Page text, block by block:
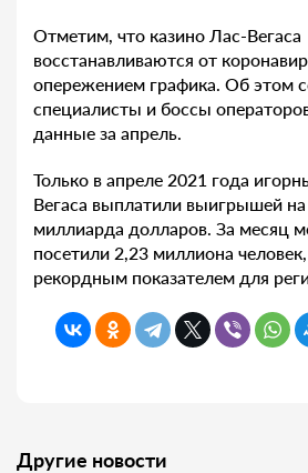
Отметим, что казино Лас-Вегаса
восстанавливаются от
опережением графика. Об этом
специалисты и боссы
данные за апрель.
Только в апреле 2021 года
Вегаса выплатили выигрышей
миллиарда долларов. За месяц
посетили 2,23 миллиона
рекордным показателем для
Другие новости